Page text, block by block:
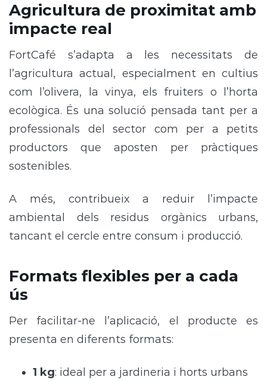
Agricultura de proximitat amb
impacte real
FortCafé s’adapta a les necessitats de
l’agricultura actual, especialment en cultius
com l’olivera, la vinya, els fruiters o l’horta
ecològica. És una solució pensada tant per a
professionals del sector com per a petits
productors que aposten per pràctiques
sostenibles.
A més, contribueix a reduir l’impacte
ambiental dels residus orgànics urbans,
tancant el cercle entre consum i producció.
Formats flexibles per a cada
ús
Per facilitar-ne l’aplicació, el producte es
presenta en diferents formats:
1 kg: ideal per a jardineria i horts urbans